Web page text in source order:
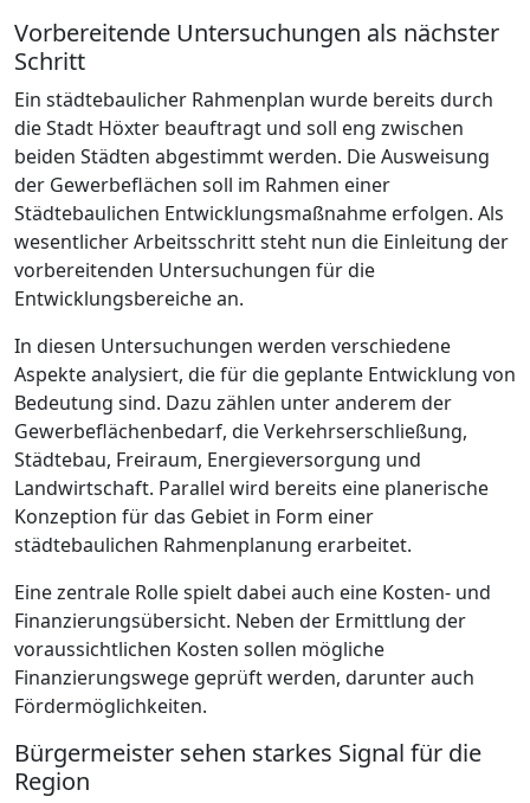
Vorbereitende Untersuchungen als nächster
Schritt
Ein städtebaulicher Rahmenplan wurde bereits durch
die Stadt Höxter beauftragt und soll eng zwischen
beiden Städten abgestimmt werden. Die Ausweisung
der Gewerbeflächen soll im Rahmen einer
Städtebaulichen Entwicklungsmaßnahme erfolgen. Als
wesentlicher Arbeitsschritt steht nun die Einleitung der
vorbereitenden Untersuchungen für die
Entwicklungsbereiche an.
In diesen Untersuchungen werden verschiedene
Aspekte analysiert, die für die geplante Entwicklung von
Bedeutung sind. Dazu zählen unter anderem der
Gewerbeflächenbedarf, die Verkehrserschließung,
Städtebau, Freiraum, Energieversorgung und
Landwirtschaft. Parallel wird bereits eine planerische
Konzeption für das Gebiet in Form einer
städtebaulichen Rahmenplanung erarbeitet.
Eine zentrale Rolle spielt dabei auch eine Kosten- und
Finanzierungsübersicht. Neben der Ermittlung der
voraussichtlichen Kosten sollen mögliche
Finanzierungswege geprüft werden, darunter auch
Fördermöglichkeiten.
Bürgermeister sehen starkes Signal für die
Region